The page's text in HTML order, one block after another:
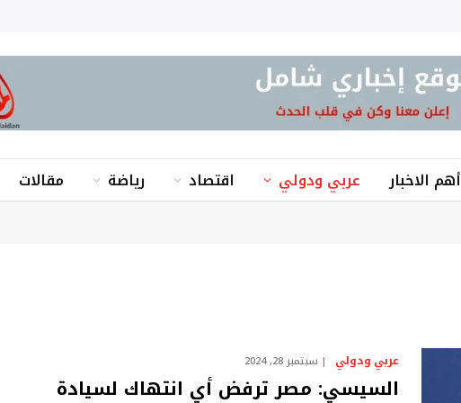
أهم الاخبار عربي ودولي اقتصاد رياضة مقالات
عربي ودولي سبتمبر 28, 2024
السيسي: مصر ترفض أي انتهاك لسيادة